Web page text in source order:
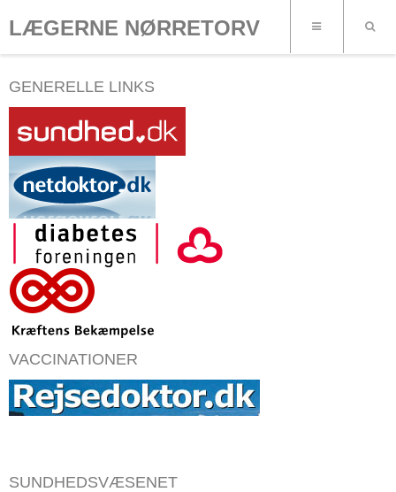
LÆGERNE NØRRETORV
GENERELLE LINKS
VACCINATIONER
SUNDHEDSVÆSENET